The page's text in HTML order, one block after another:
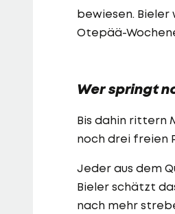
bewiesen. Bieler
Otepää-
Wer springt
Bis dahin rittern
noch drei freien
Jeder aus dem
Bieler schätzt
nach mehr